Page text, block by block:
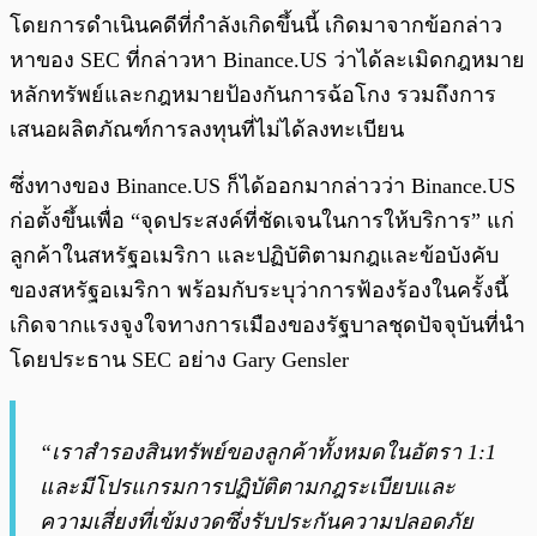
โดยการดำเนินคดีที่กำลังเกิดขึ้นนี้ เกิดมาจากข้อกล่าว
หาของ SEC ที่กล่าวหา Binance.US ว่าได้ละเมิดกฎหมาย
หลักทรัพย์และกฎหมายป้องกันการฉ้อโกง รวมถึงการ
เสนอผลิตภัณฑ์การลงทุนที่ไม่ได้ลงทะเบียน
ซึ่งทางของ Binance.US ก็ได้ออกมากล่าวว่า Binance.US
ก่อตั้งขึ้นเพื่อ “จุดประสงค์ที่ชัดเจนในการให้บริการ” แก่
ลูกค้าในสหรัฐอเมริกา และปฏิบัติตามกฎและข้อบังคับ
ของสหรัฐอเมริกา พร้อมกับระบุว่าการฟ้องร้องในครั้งนี้
เกิดจากแรงจูงใจทางการเมืองของรัฐบาลชุดปัจจุบันที่นำ
โดยประธาน SEC อย่าง Gary Gensler
“เราสำรองสินทรัพย์ของลูกค้าทั้งหมดในอัตรา 1:1
และมีโปรแกรมการปฏิบัติตามกฎระเบียบและ
ความเสี่ยงที่เข้มงวดซึ่งรับประกันความปลอดภัย